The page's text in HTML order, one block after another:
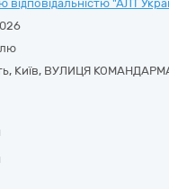
"АЛТ
, Київ, ВУЛИЦЯ